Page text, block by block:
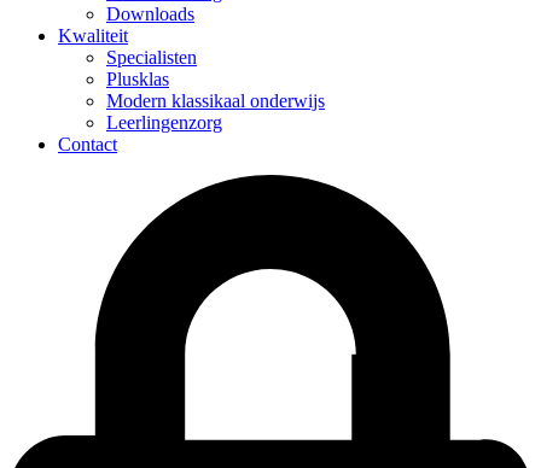
Downloads
Kwaliteit
Specialisten
Plusklas
Modern klassikaal onderwijs
Leerlingenzorg
Contact